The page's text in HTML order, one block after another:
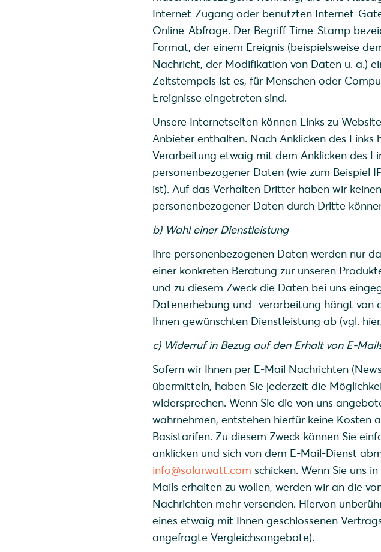
Internet-Zugang oder benutzten Internet-
Online-Abfrage. Der Begriff Time-Stamp
Format, der einem Ereignis (beispielsweise
Nachricht, der Modifikation von Daten u. a.)
Zeitstempels ist es, für Menschen oder
Ereignisse eingetreten sind.
Unsere Internetseiten können Links zu
Anbieter enthalten. Nach Anklicken des Links
Verarbeitung etwaig mit dem Anklicken des
personenbezogener Daten (wie zum Beispiel
ist). Auf das Verhalten Dritter haben wir
personenbezogener Daten durch Dritte
b) Wahl einer Dienstleistung
Ihre personenbezogenen Daten werden nur
einer konkreten Beratung zur unseren
und zu diesem Zweck die Daten bei uns
Datenerhebung und -verarbeitung hängt von
Ihnen gewünschten Dienstleistung ab (vgl.
c) Widerruf in Bezug auf den Erhalt von E-
Sofern wir Ihnen per E-Mail Nachrichten
übermitteln, haben Sie jederzeit die
widersprechen. Wenn Sie die von uns
wahrnehmen, entstehen hierfür keine Kosten
Basistarifen. Zu diesem Zweck können Sie
anklicken und sich von dem E-Mail-Dienst
info@solarwatt.com schicken. Wenn Sie uns
Mails erhalten zu wollen, werden wir an die
Nachrichten mehr versenden. Hiervon
eines etwaig mit Ihnen geschlossenen
angefragte Vergleichsangebote).